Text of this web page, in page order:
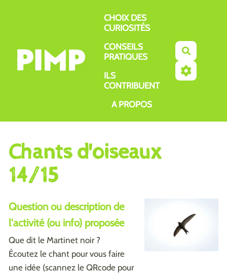
CHOIX DES
CURIOSITÉS
CONSEILS
PRATIQUES
ILS
CONTRIBUENT
A PROPOS
Chants d'oiseaux
14/15
Question ou description de
l'activité (ou info) proposée
Que dit le Martinet noir ?
Écoutez le chant pour vous faire
une idée (scannez le QRcode pour